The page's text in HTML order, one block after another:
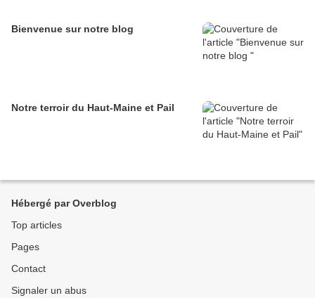
Bienvenue sur notre blog
Notre terroir du Haut-Maine et Pail
Hébergé par Overblog
Top articles
Pages
Contact
Signaler un abus